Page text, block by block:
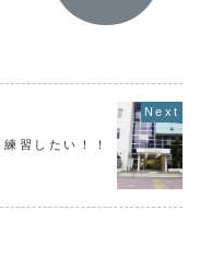
練習したい！！